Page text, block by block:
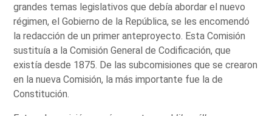
grandes temas legislativos que debía abordar el nuevo
régimen, el Gobierno de la República, se les encomendó
la redacción de un primer anteproyecto. Esta Comisión
sustituía a la Comisión General de Codificación, que
existía desde 1875. De las subcomisiones que se crearon
en la nueva Comisión, la más importante fue la de
Constitución.